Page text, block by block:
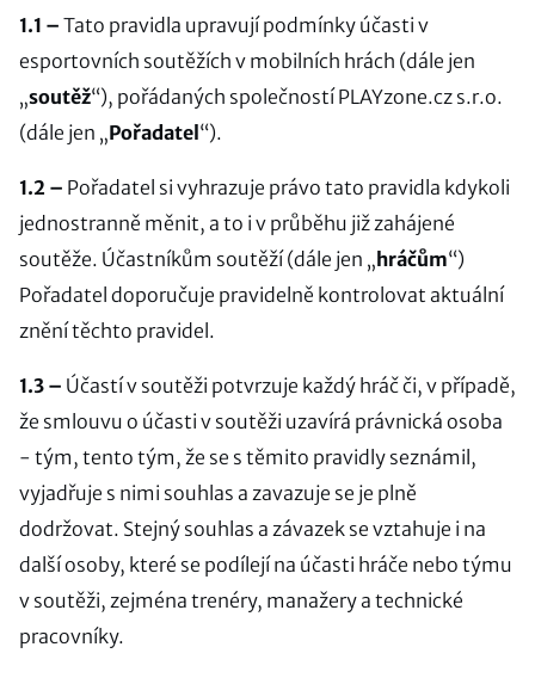
1.1 – Tato pravidla upravují podmínky účasti v
esportovních soutěžích v mobilních hrách (dále jen
„soutěž“), pořádaných společností PLAYzone.cz s.r.o.
(dále jen „Pořadatel “).
1.2 – Pořadatel si vyhrazuje právo tato pravidla kdykoli
jednostranně měnit, a to i v průběhu již zahájené
soutěže. Účastníkům soutěží (dále jen „ hráčům“)
Pořadatel doporučuje pravidelně kontrolovat aktuální
znění těchto pravidel.
1.3 – Účastí v soutěži potvrzuje každý hráč či, v případě,
že smlouvu o účasti v soutěži uzavírá právnická osoba
- tým, tento tým, že se s těmito pravidly seznámil,
vyjadřuje s nimi souhlas a zavazuje se je plně
dodržovat. Stejný souhlas a závazek se vztahuje i na
další osoby, které se podílejí na účasti hráče nebo týmu
v soutěži, zejména trenéry, manažery a technické
pracovníky.